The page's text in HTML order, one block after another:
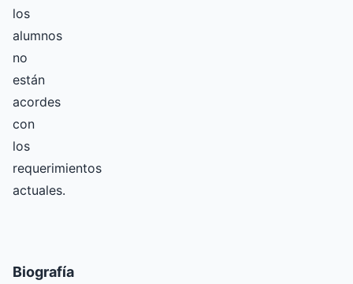
los
alumnos
no
están
acordes
con
los
requerimientos
actuales.
Biografía